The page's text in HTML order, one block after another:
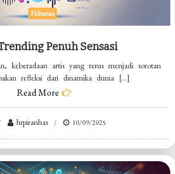
Hiburan
Penuh Sensasi
keberadaan artis yang terus menjadi sorotan
refleksi dari dinamika dunia […]
Read More
hrpiranhas 10/09/2025